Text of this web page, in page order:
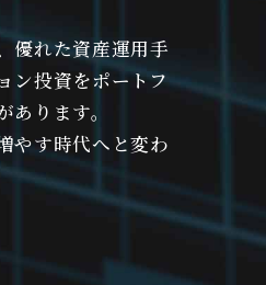
優れた資産運用手
ン投資をポートフ
ります。
やす時代へと変わ